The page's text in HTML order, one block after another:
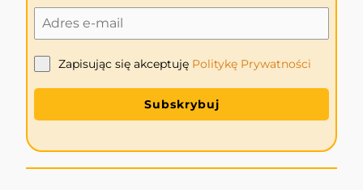
Zapisując się akceptuję Politykę Prywatności
Subskrybuj